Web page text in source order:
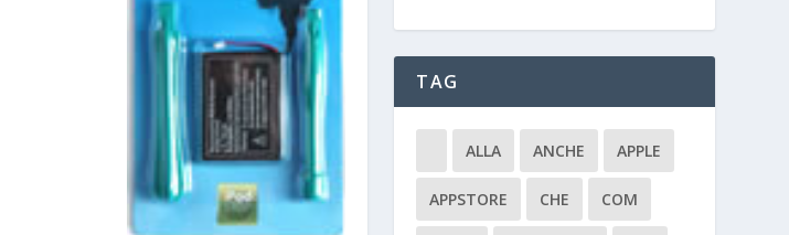
TAG
ALLA ANCHE APPLE
APPSTORE CHE COM